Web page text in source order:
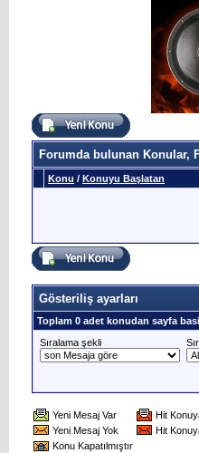
Forumda bulunan Konular,
Konu / Konuyu Başlatan
Gösteriliş ayarları
Toplam 0 adet konudan sayfa
Sıralama şekli
Yeni Mesaj Var
Hit
Yeni Mesaj Yok
Hit
Konu Kapatılmıştır